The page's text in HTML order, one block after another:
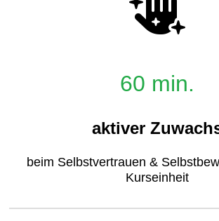
60 min.
aktiver
beim Selbstvertrauen &
Kurseinheit